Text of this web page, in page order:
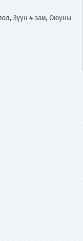
Зүүн 4 зам, Оюуны